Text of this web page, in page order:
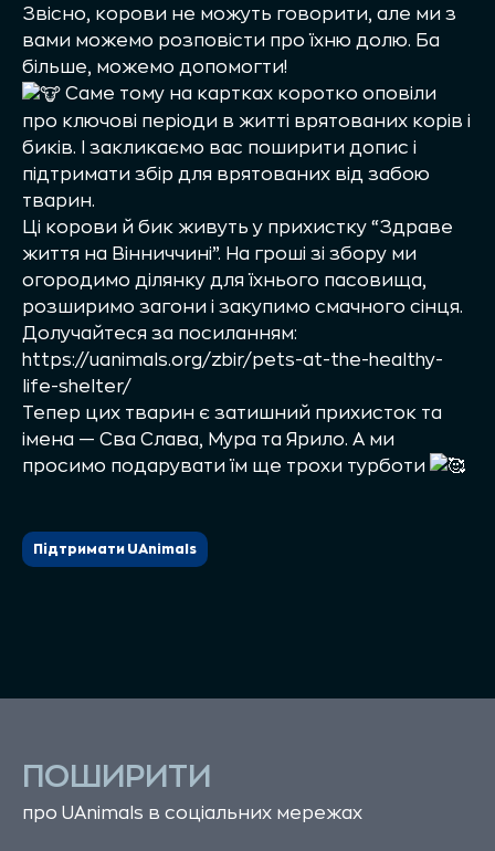
Звісно, корови не можуть говорити, але ми з
вами можемо розповісти про їхню долю. Ба
більше, можемо допомогти!
Саме тому на картках коротко оповіли
про ключові періоди в житті врятованих корів і
биків. І закликаємо вас поширити допис і
підтримати збір для врятованих від забою
тварин.
Ці корови й бик живуть у прихистку “Здраве
життя на Вінниччині”. На гроші зі збору ми
огородимо ділянку для їхнього пасовища,
розширимо загони і закупимо смачного сінця.
Долучайтеся за посиланням:
https://uanimals.org/zbir/pets-at-the-healthy-
life-shelter/
Тепер цих тварин є затишний прихисток та
імена — Сва Слава, Мура та Ярило. А ми
просимо подарувати їм ще трохи турботи
Підтримати UAnimals
ПОШИРИТИ
про UAnimals в соціальних мережах